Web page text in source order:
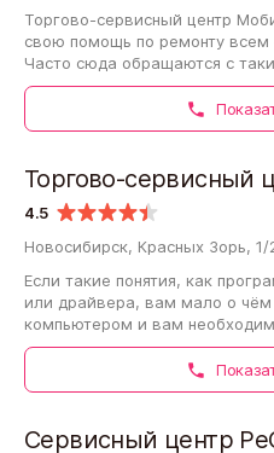
Торгово-сервисный центр
свою помощь по ремонту всем
Часто сюда обращаются с
дисплей, тачскрин не
4.5
Торгово-сервисный
Новосибирск, Красных Зорь, 1/
Если такие понятия, как
или драйвера, вам мало о чём
компьютером и вам
программное обеспечение,
Сервисный центр